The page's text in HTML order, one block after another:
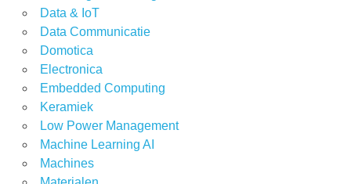
Data & IoT
Data Communicatie
Domotica
Electronica
Embedded Computing
Keramiek
Low Power Management
Machine Learning AI
Machines